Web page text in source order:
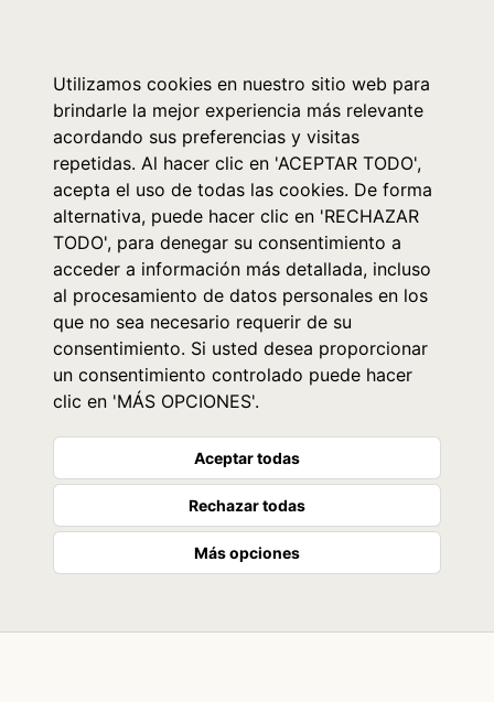
Utilizamos cookies en nuestro sitio web para
brindarle la mejor experiencia más relevante
acordando sus preferencias y visitas
repetidas. Al hacer clic en 'ACEPTAR TODO',
acepta el uso de todas las cookies. De forma
alternativa, puede hacer clic en 'RECHAZAR
TODO', para denegar su consentimiento a
acceder a información más detallada, incluso
al procesamiento de datos personales en los
que no sea necesario requerir de su
consentimiento. Si usted desea proporcionar
un consentimiento controlado puede hacer
clic en 'MÁS OPCIONES'.
Aceptar todas
Rechazar todas
Más opciones